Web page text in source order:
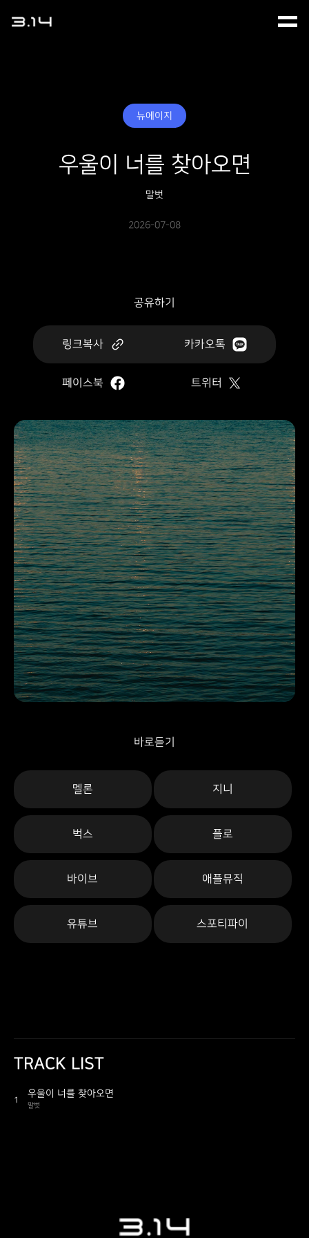
뉴에이지
우울이 너를 찾아오면
말벗
2026-07-08
공유하기
링크복사 카카오톡
페이스북 트위터
바로듣기
멜론 지니
벅스 플로
바이브 애플뮤직
유튜브 스포티파이
TRACK LIST
1
우울이 너를 찾아오면
말벗